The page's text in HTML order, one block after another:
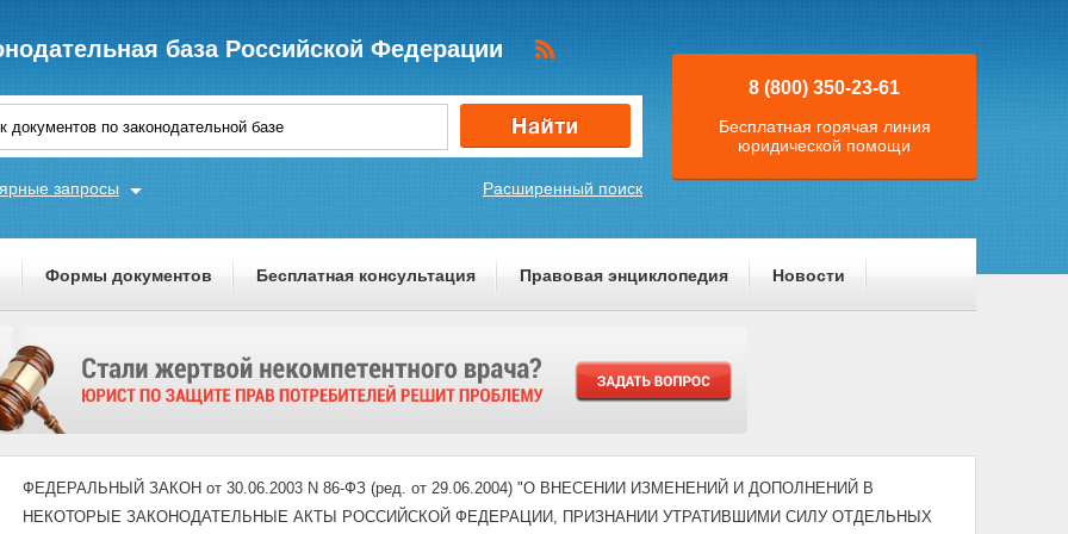
база Российской Федерации
Расширенный поиск
запросы
8 (800) 350-23-61
Бесплатная горячая линия
юридической помощи
Формы документов Бесплатная консультация Правовая энциклопедия Новости
ФЕДЕРАЛЬНЫЙ ЗАКОН от 30.06.2003 N 86-ФЗ (ред. от 29.06.2004) "О ВНЕСЕНИИ ИЗМЕНЕНИЙ И ДОПОЛНЕНИЙ В
НЕКОТОРЫЕ ЗАКОНОДАТЕЛЬНЫЕ АКТЫ РОССИЙСКОЙ ФЕДЕРАЦИИ, ПРИЗНАНИИ УТРАТИВШИМИ СИЛУ ОТДЕЛЬНЫХ